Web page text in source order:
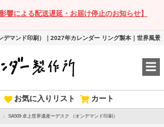
響による配送遅延・お届け停止のお知らせ】
マンド印刷）｜2027年カレンダー リング製本｜世界風景
お気に入りリスト カート
SA509 卓上世界遺産ーデスク （オンデマンド印刷）